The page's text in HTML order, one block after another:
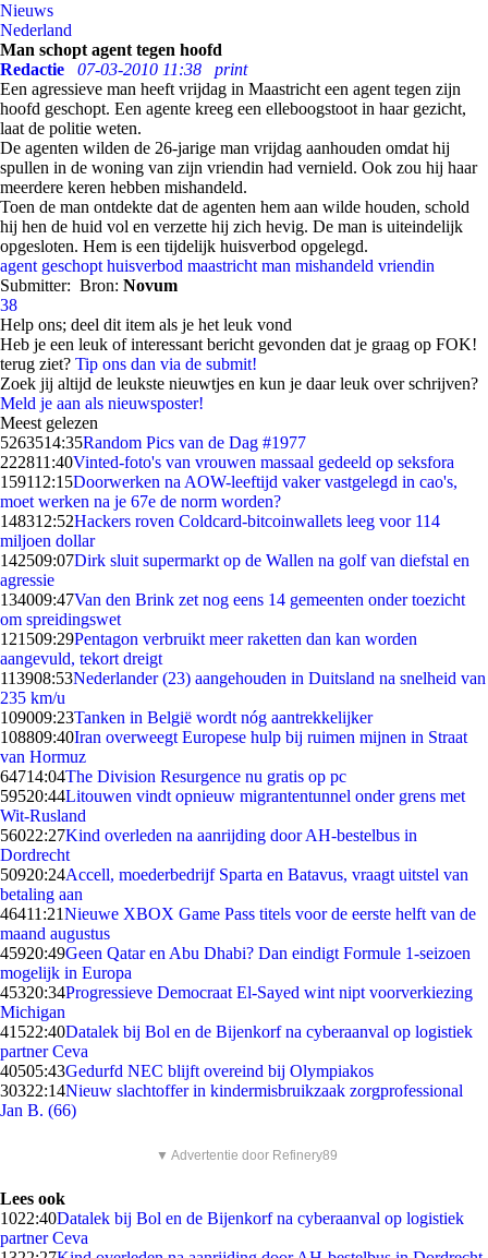
Nieuws
Nederland
Man schopt agent tegen hoofd
Redactie
07-03-2010 11:38
print
Een agressieve man heeft vrijdag in Maastricht een agent tegen zijn
hoofd geschopt. Een agente kreeg een elleboogstoot in haar gezicht,
laat de politie weten.
De agenten wilden de 26-jarige man vrijdag aanhouden omdat hij
spullen in de woning van zijn vriendin had vernield. Ook zou hij haar
meerdere keren hebben mishandeld.
Toen de man ontdekte dat de agenten hem aan wilde houden, schold
hij hen de huid vol en verzette hij zich hevig. De man is uiteindelijk
opgesloten. Hem is een tijdelijk huisverbod opgelegd.
agent geschopt huisverbod maastricht man mishandeld vriendin
Submitter: Bron: Novum
38
Help ons; deel dit item als je het leuk vond
Heb je een leuk of interessant bericht gevonden dat je graag op FOK!
terug ziet? Tip ons dan via de submit!
Zoek jij altijd de leukste nieuwtjes en kun je daar leuk over schrijven?
Meld je aan als nieuwsposter!
Meest gelezen
5263514:35Random Pics van de Dag #1977
222811:40Vinted-foto's van vrouwen massaal gedeeld op seksfora
159112:15Doorwerken na AOW-leeftijd vaker vastgelegd in cao's,
moet werken na je 67e de norm worden?
148312:52Hackers roven Coldcard-bitcoinwallets leeg voor 114
miljoen dollar
142509:07Dirk sluit supermarkt op de Wallen na golf van diefstal en
agressie
134009:47Van den Brink zet nog eens 14 gemeenten onder toezicht
om spreidingswet
121509:29Pentagon verbruikt meer raketten dan kan worden
aangevuld, tekort dreigt
113908:53Nederlander (23) aangehouden in Duitsland na snelheid van
235 km/u
109009:23Tanken in België wordt nóg aantrekkelijker
108809:40Iran overweegt Europese hulp bij ruimen mijnen in Straat
van Hormuz
64714:04The Division Resurgence nu gratis op pc
59520:44Litouwen vindt opnieuw migrantentunnel onder grens met
Wit-Rusland
56022:27Kind overleden na aanrijding door AH-bestelbus in
Dordrecht
50920:24Accell, moederbedrijf Sparta en Batavus, vraagt uitstel van
betaling aan
46411:21Nieuwe XBOX Game Pass titels voor de eerste helft van de
maand augustus
45920:49Geen Qatar en Abu Dhabi? Dan eindigt Formule 1-seizoen
mogelijk in Europa
45320:34Progressieve Democraat El-Sayed wint nipt voorverkiezing
Michigan
41522:40Datalek bij Bol en de Bijenkorf na cyberaanval op logistiek
partner Ceva
40505:43Gedurfd NEC blijft overeind bij Olympiakos
30322:14Nieuw slachtoffer in kindermisbruikzaak zorgprofessional
Jan B. (66)
▼ Advertentie door Refinery89
Lees ook
1022:40Datalek bij Bol en de Bijenkorf na cyberaanval op logistiek
partner Ceva